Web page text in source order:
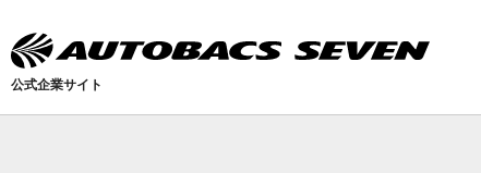
公式企業サイト